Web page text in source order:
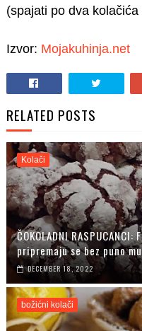
(spajati po dva kolačića
Izvor: Mojakuhinja.net
RELATED POSTS
Kolači
ČOKOLADNI
pripremaju se bez puno
DECEMBER 18, 2022
božićni kolači